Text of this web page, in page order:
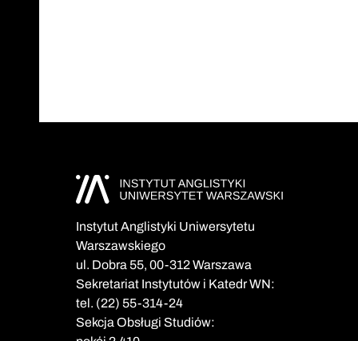
Instytut Anglistyki Uniwersytetu
Warszawskiego
ul. Dobra 55, 00-312 Warszawa
Sekretariat Instytutów i Katedr WN:
tel. (22) 55-314-24
Sekcja Obsługi Studiów: